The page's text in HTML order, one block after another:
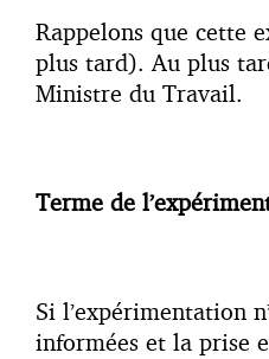
Rappelons que cette
plus tard). Au plus
Ministre du Travail.
Terme de
Si l’expérimentation
informées et la prise